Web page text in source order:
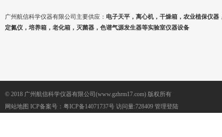
广州航信科学仪器有限公司主要供应： 电子天平，离心机，干燥箱，农业植保仪器
定氮仪，培养箱，老化箱，灭菌器，色谱气源发生器等实验室仪器设备
© 2018 广州航信科学仪器有限公司(www.gzhrm17.com) 版权所有
网站地图 ICP备案号： 粤ICP备14071737号 访问量:728409 管理登陆